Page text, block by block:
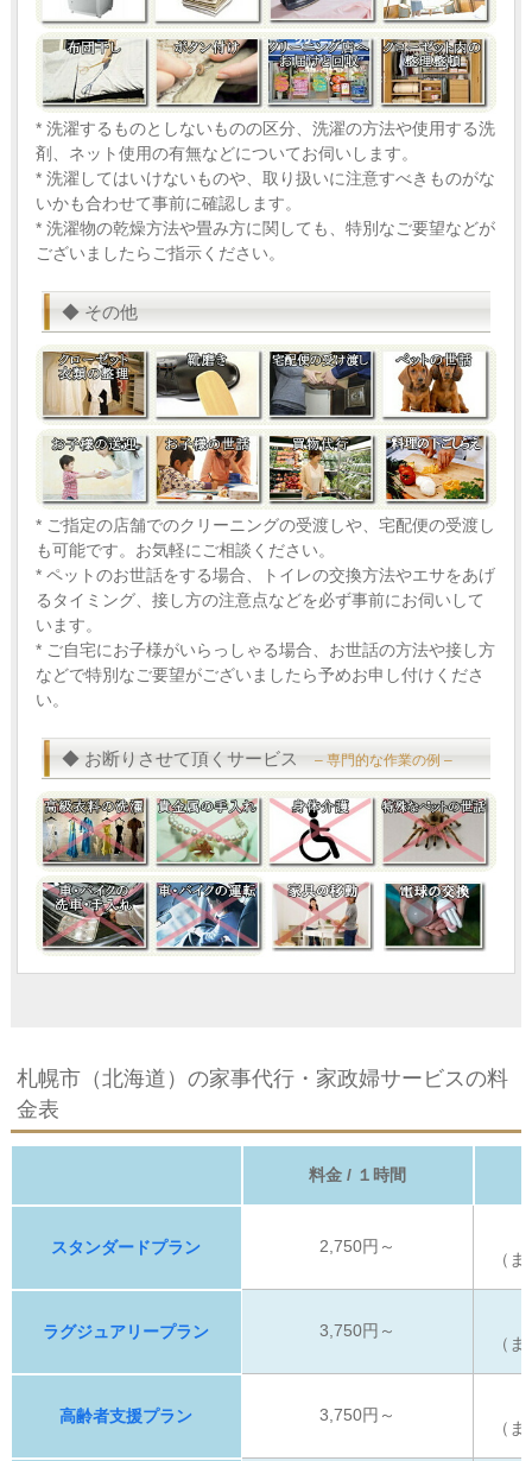
* 洗濯するものとしないものの区分、洗濯の方法や使用する洗
剤、ネット使用の有無などについてお伺いします。
* 洗濯してはいけないものや、取り扱いに注意すべきものがな
いかも合わせて事前に確認します。
* 洗濯物の乾燥方法や畳み方に関しても、特別なご要望などが
ございましたらご指示ください。
◆ その他
* ご指定の店舗でのクリーニングの受渡しや、宅配便の受渡し
も可能です。お気軽にご相談ください。
* ペットのお世話をする場合、トイレの交換方法やエサをあげ
るタイミング、接し方の注意点などを必ず事前にお伺いして
います。
* ご自宅にお子様がいらっしゃる場合、お世話の方法や接し方
などで特別なご要望がございましたら予めお申し付けくださ
い。
◆ お断りさせて頂くサービス – 専門的な作業の例 –
札幌市（北海道）の家事代行・家政婦サービスの料
金表
料金 / １時間
スタンダードプラン 2,750円～
（
ラグジュアリープラン 3,750円～
（
高齢者支援プラン 3,750円～
（